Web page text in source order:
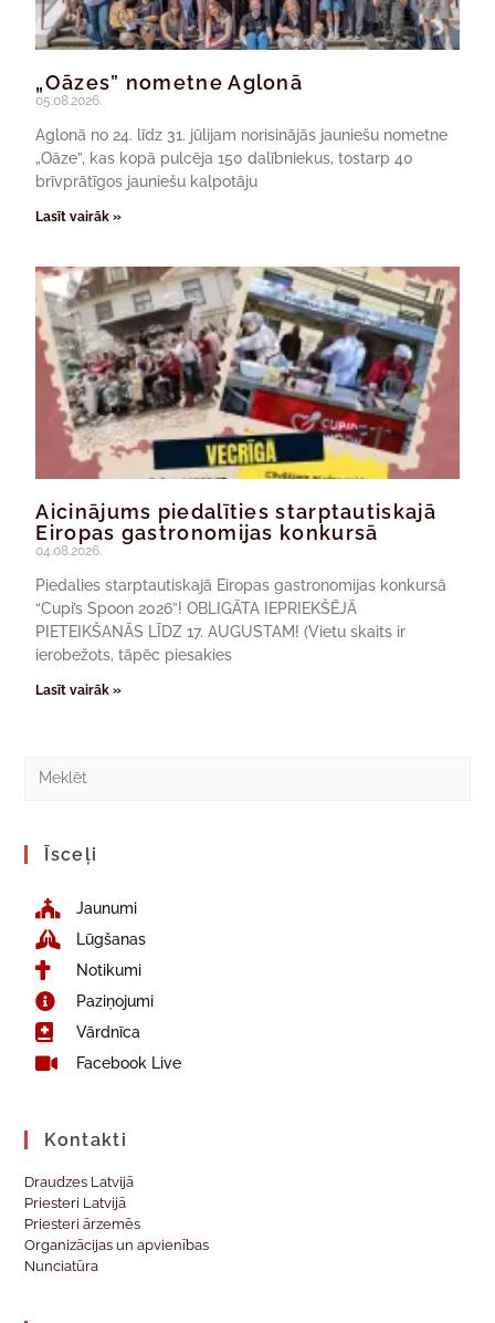
„Oāzes” nometne Aglonā
05.08.2026.
Aglonā no 24. līdz 31. jūlijam norisinājās jauniešu nometne
„Oāze”, kas kopā pulcēja 150 dalībniekus, tostarp 40
brīvprātīgos jauniešu kalpotāju
Lasīt vairāk »
Aicinājums piedalīties starptautiskajā
Eiropas gastronomijas konkursā
04.08.2026.
Piedalies starptautiskajā Eiropas gastronomijas konkursā
“Cupi’s Spoon 2026”! OBLIGĀTA IEPRIEKŠĒJĀ
PIETEIKŠANĀS LĪDZ 17. AUGUSTAM! (Vietu skaits ir
ierobežots, tāpēc piesakies
Lasīt vairāk »
Īsceļi
Jaunumi
Lūgšanas
Notikumi
Paziņojumi
Vārdnīca
Facebook Live
Kontakti
Draudzes Latvijā
Priesteri Latvijā
Priesteri ārzemēs
Organizācijas un apvienības
Nunciatūra